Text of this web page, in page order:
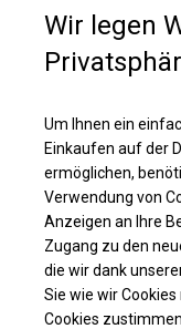
KONSTRUKTION
SUMMER
Wir legen
Um Ihnen ein
Einkaufen auf der
ermöglichen,
Verwendung von
Anzeigen an Ihre
Zugang zu den
die wir dank
Sie wie wir
Cookies